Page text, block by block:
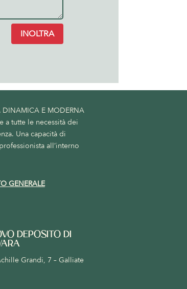
INOLTRA
DINAMICA E MODERNA
a tutte le necessità dei
Una capacità di
all’interno
GENERALE
DEPOSITO DI
Grandi, 7 – Galliate